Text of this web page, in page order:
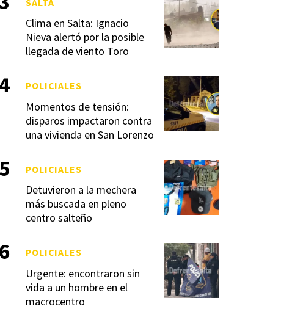
Clima en Salta: Ignacio
Nieva alertó por la posible
llegada de viento Toro
Momentos de tensión:
disparos impactaron contra
una vivienda en San Lorenzo
POLICIALES
Detuvieron a la mechera
más buscada en pleno
centro salteño
POLICIALES
Urgente: encontraron sin
vida a un hombre en el
macrocentro
POLICIALES